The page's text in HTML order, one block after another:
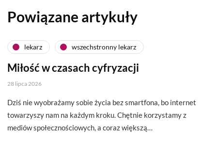
Powiązane artykuły
lekarz wszechstronny lekarz
Miłość w czasach cyfryzacji
28 lipca 2026
Dziś nie wyobrażamy sobie życia bez smartfona, bo internet
towarzyszy nam na każdym kroku. Chętnie korzystamy z
mediów społecznościowych, a coraz większą…